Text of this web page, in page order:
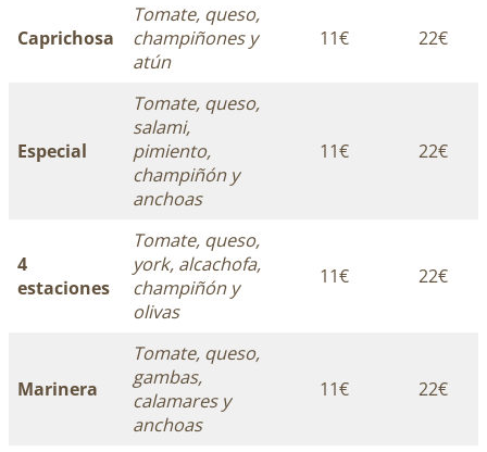
Caprichosa
Tomate, queso,
champiñones y
atún
11€ 22€
Especial
Tomate, queso,
salami,
pimiento,
champiñón y
anchoas
11€ 22€
4
estaciones
Tomate, queso,
york, alcachofa,
champiñón y
olivas
11€ 22€
Marinera
Tomate, queso,
gambas,
calamares y
anchoas
11€ 22€